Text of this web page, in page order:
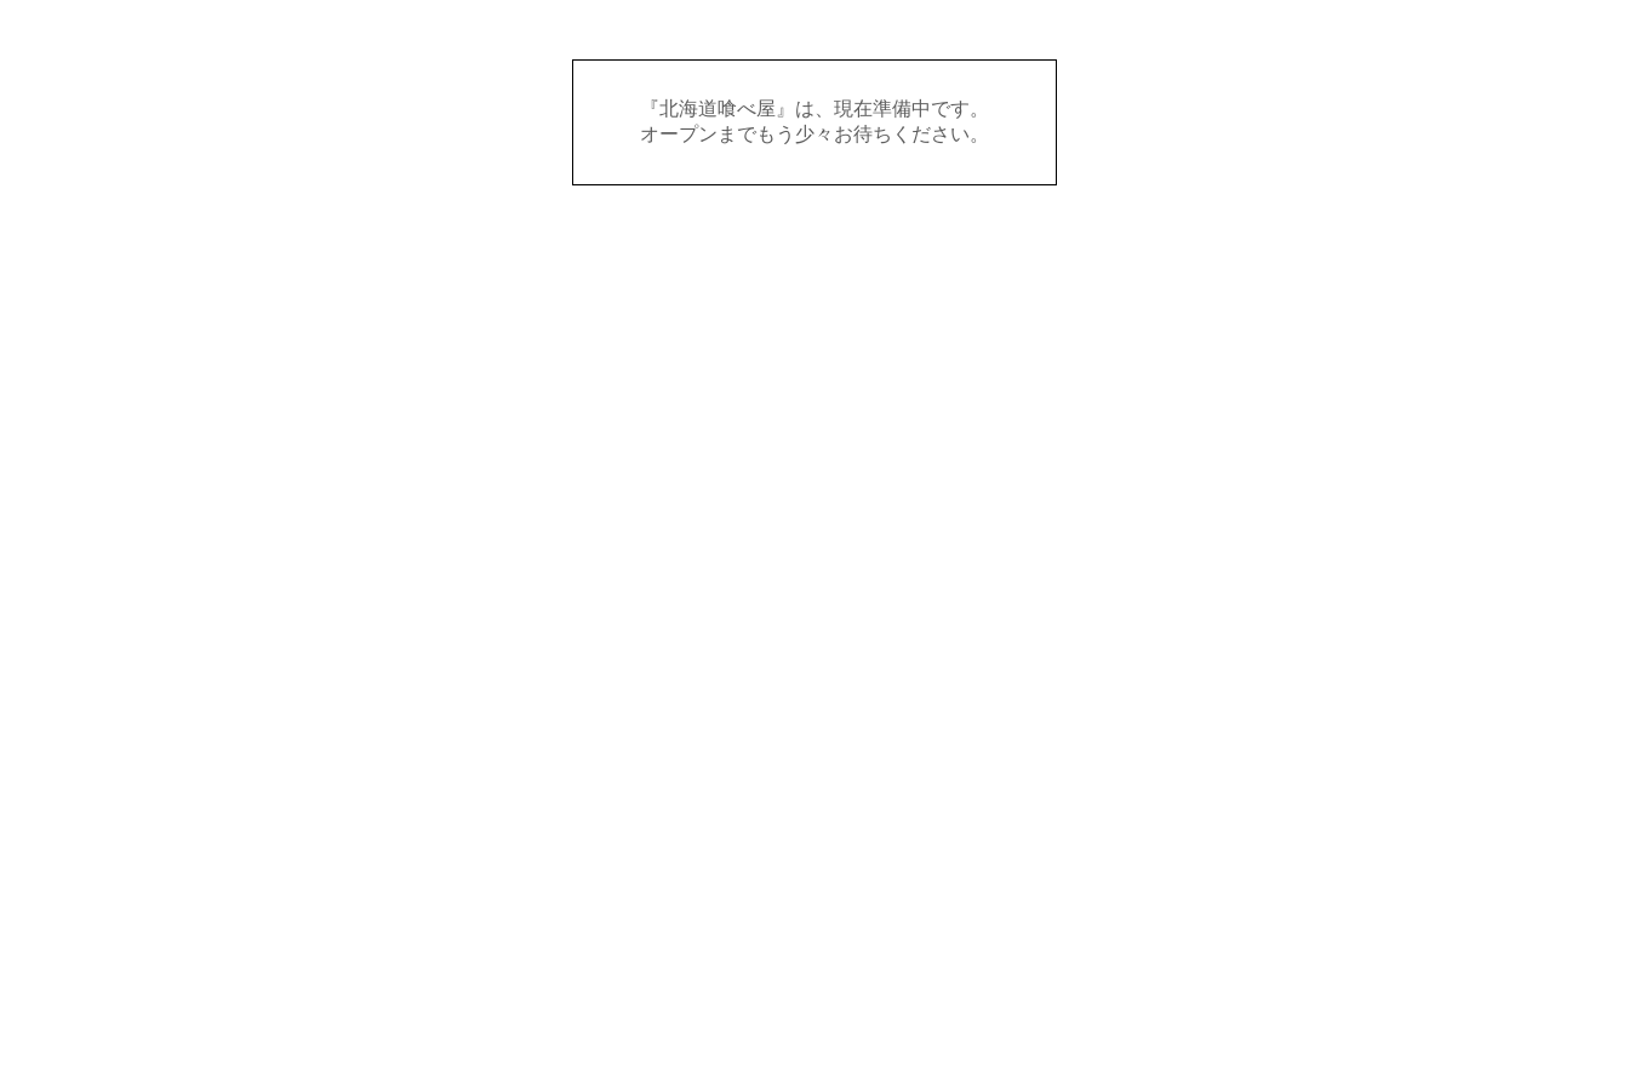
『北海道喰べ屋』は、現在準備中です。
オープンまでもう少々お待ちください。